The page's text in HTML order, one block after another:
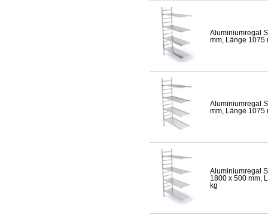
Aluminiumregal
mm, Länge 1075
Aluminiumregal
mm, Länge 1075
Aluminiumregal
1800 x 500 mm,
kg